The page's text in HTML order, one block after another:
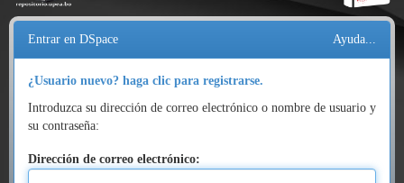
navegación
Entrar en DSpace Ayuda...
¿Usuario nuevo? haga clic para registrarse.
Introduzca su dirección de correo electrónico o nombre de usuario y
su contraseña:
Dirección de correo electrónico: